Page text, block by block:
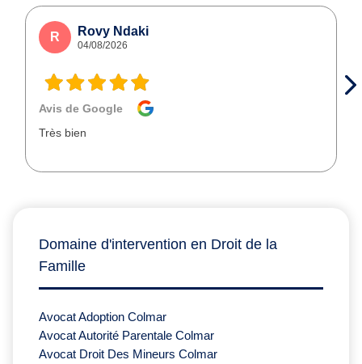
R Rovy Ndaki
04/08/2026
Avis de Google
Très bien
Domaine d'intervention en Droit de la
Famille
Avocat Adoption Colmar
Avocat Autorité Parentale Colmar
Avocat Droit Des Mineurs Colmar